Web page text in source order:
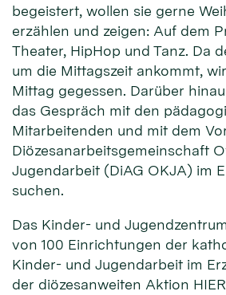
begeistert, wollen sie gerne
erzählen und zeigen: Auf dem
Theater, HipHop und Tanz. Da
um die Mittagszeit ankommt,
Mittag gegessen. Darüber
das Gespräch mit den
Mitarbeitenden und mit dem
Diözesanarbeitsgemeinschaft
Jugendarbeit (DiAG OKJA) im
suchen.
Das Kinder- und
von 100 Einrichtungen der
Kinder- und Jugendarbeit im
der diözesanweiten Aktion